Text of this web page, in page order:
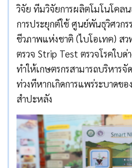
วิจัย ทีมวิจัยการผลิตโมโนโค
การประยุกต์ใช้ ศูนย์พันธุวิศวก
ชีวภาพแห่งชาติ (ไบโอเทค) สว
ตรวจ Strip Test ตรวจโรคใบ
ทำให้เกษตรกรสามารถบริหาร
ท่วงทีหากเกิดการแพร่ระบาดขอ
สำปะหลัง